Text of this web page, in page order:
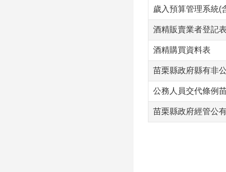
歲入預算管理系統(
酒精販賣業者登記表
酒精購買資料表
苗栗縣政府縣有非
公務人員交代條例
苗栗縣政府經管公